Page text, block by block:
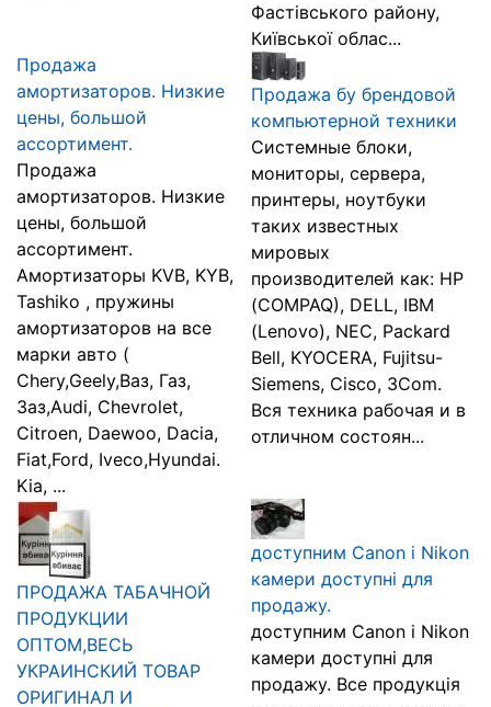
Фастівського району,
Київської облас...
Продажа
амортизаторов. Низкие
цены, большой
ассортимент.
Продажа
амортизаторов. Низкие
цены, большой
ассортимент.
Амортизаторы KVB, KYB,
Tashiko , пружины
амортизаторов на все
марки авто (
Chery,Geely,Ваз, Газ,
Заз,Audi, Chevrolet,
Citroen, Daewoo, Dacia,
Fiat,Ford, Iveco,Hyundai.
Kia, ...
Продажа бу брендовой
компьютерной техники
Системные блоки,
мониторы, сервера,
принтеры, ноутбуки
таких известных
мировых
производителей как: HP
(COMPAQ), DELL, IBM
(Lenovo), NEC, Packard
Bell, KYOCERA, Fujitsu-
Siemens, Cisco, 3Com.
Вся техника рабочая и в
отличном состоян...
ПРОДАЖА ТАБАЧНОЙ
ПРОДУКЦИИ
ОПТОМ,ВЕСЬ
УКРАИНСКИЙ ТОВАР
ОРИГИНАЛ И
доступним Canon і Nikon
камери доступні для
продажу.
доступним Canon і Nikon
камери доступні для
продажу. Все продукція